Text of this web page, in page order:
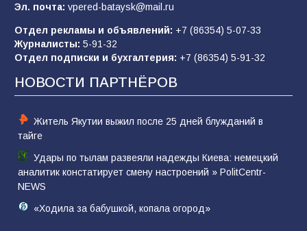
83 02.08.2026
Командовал боем до последнего: герой
60 05.08.2026
Эл. почта: vpered-bataysk@mail.ru
Отдел рекламы и объявлений: +7 (86354) 5-07-33
Журналисты: 5-91-32
Отдел подписки и бухгалтерия: +7 (86354) 5-91-32
НОВОСТИ ПАРТНЁРОВ
Житель Якутии выжил после 25 дней блужданий в
тайге
Удары по тылам развеяли надежды Киева: немецкий
аналитик констатирует смену настроений » PolitCentr-
NEWS
«Ходила за бабушкой, копала огород»